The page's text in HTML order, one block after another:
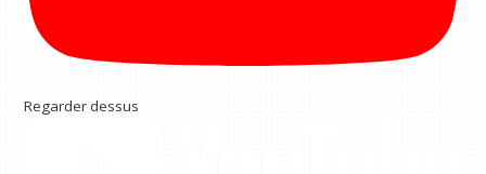
Regarder dessus